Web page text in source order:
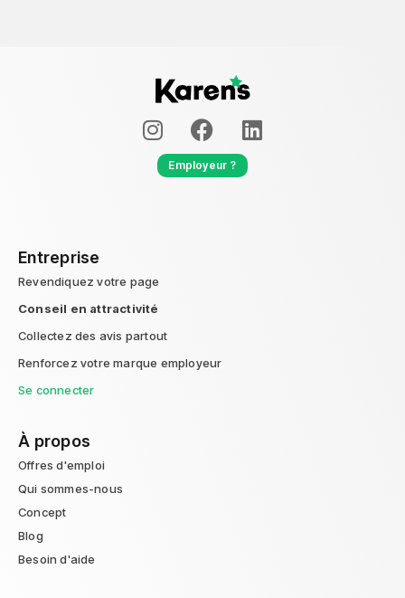
Employeur ?
Entreprise
Revendiquez votre page
Conseil en attractivité
Collectez des avis partout
Renforcez votre marque employeur
Se connecter
À propos
Offres d'emploi
Qui sommes-nous
Concept
Blog
Besoin d'aide